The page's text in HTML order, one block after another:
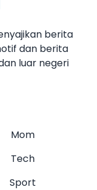
berita
dan berita
luar negeri
Mom
Tech
Sport